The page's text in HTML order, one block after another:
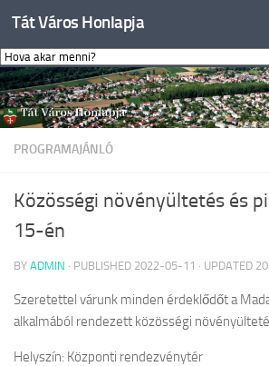
Skip to content
Tát Város Honlapja
PROGRAMAJÁNLÓ
Közösségi növényültetés és
15-én
BY ADMIN · PUBLISHED 2022-05-11 · UPDATED
Szeretettel várunk minden érdeklődőt a
alkalmából rendezett közösségi
Helyszín: Központi rendezvénytér